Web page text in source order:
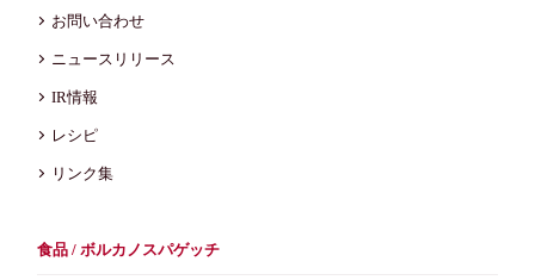
お問い合わせ
ニュースリリース
IR情報
レシピ
リンク集
食品 / ボルカノスパゲッチ